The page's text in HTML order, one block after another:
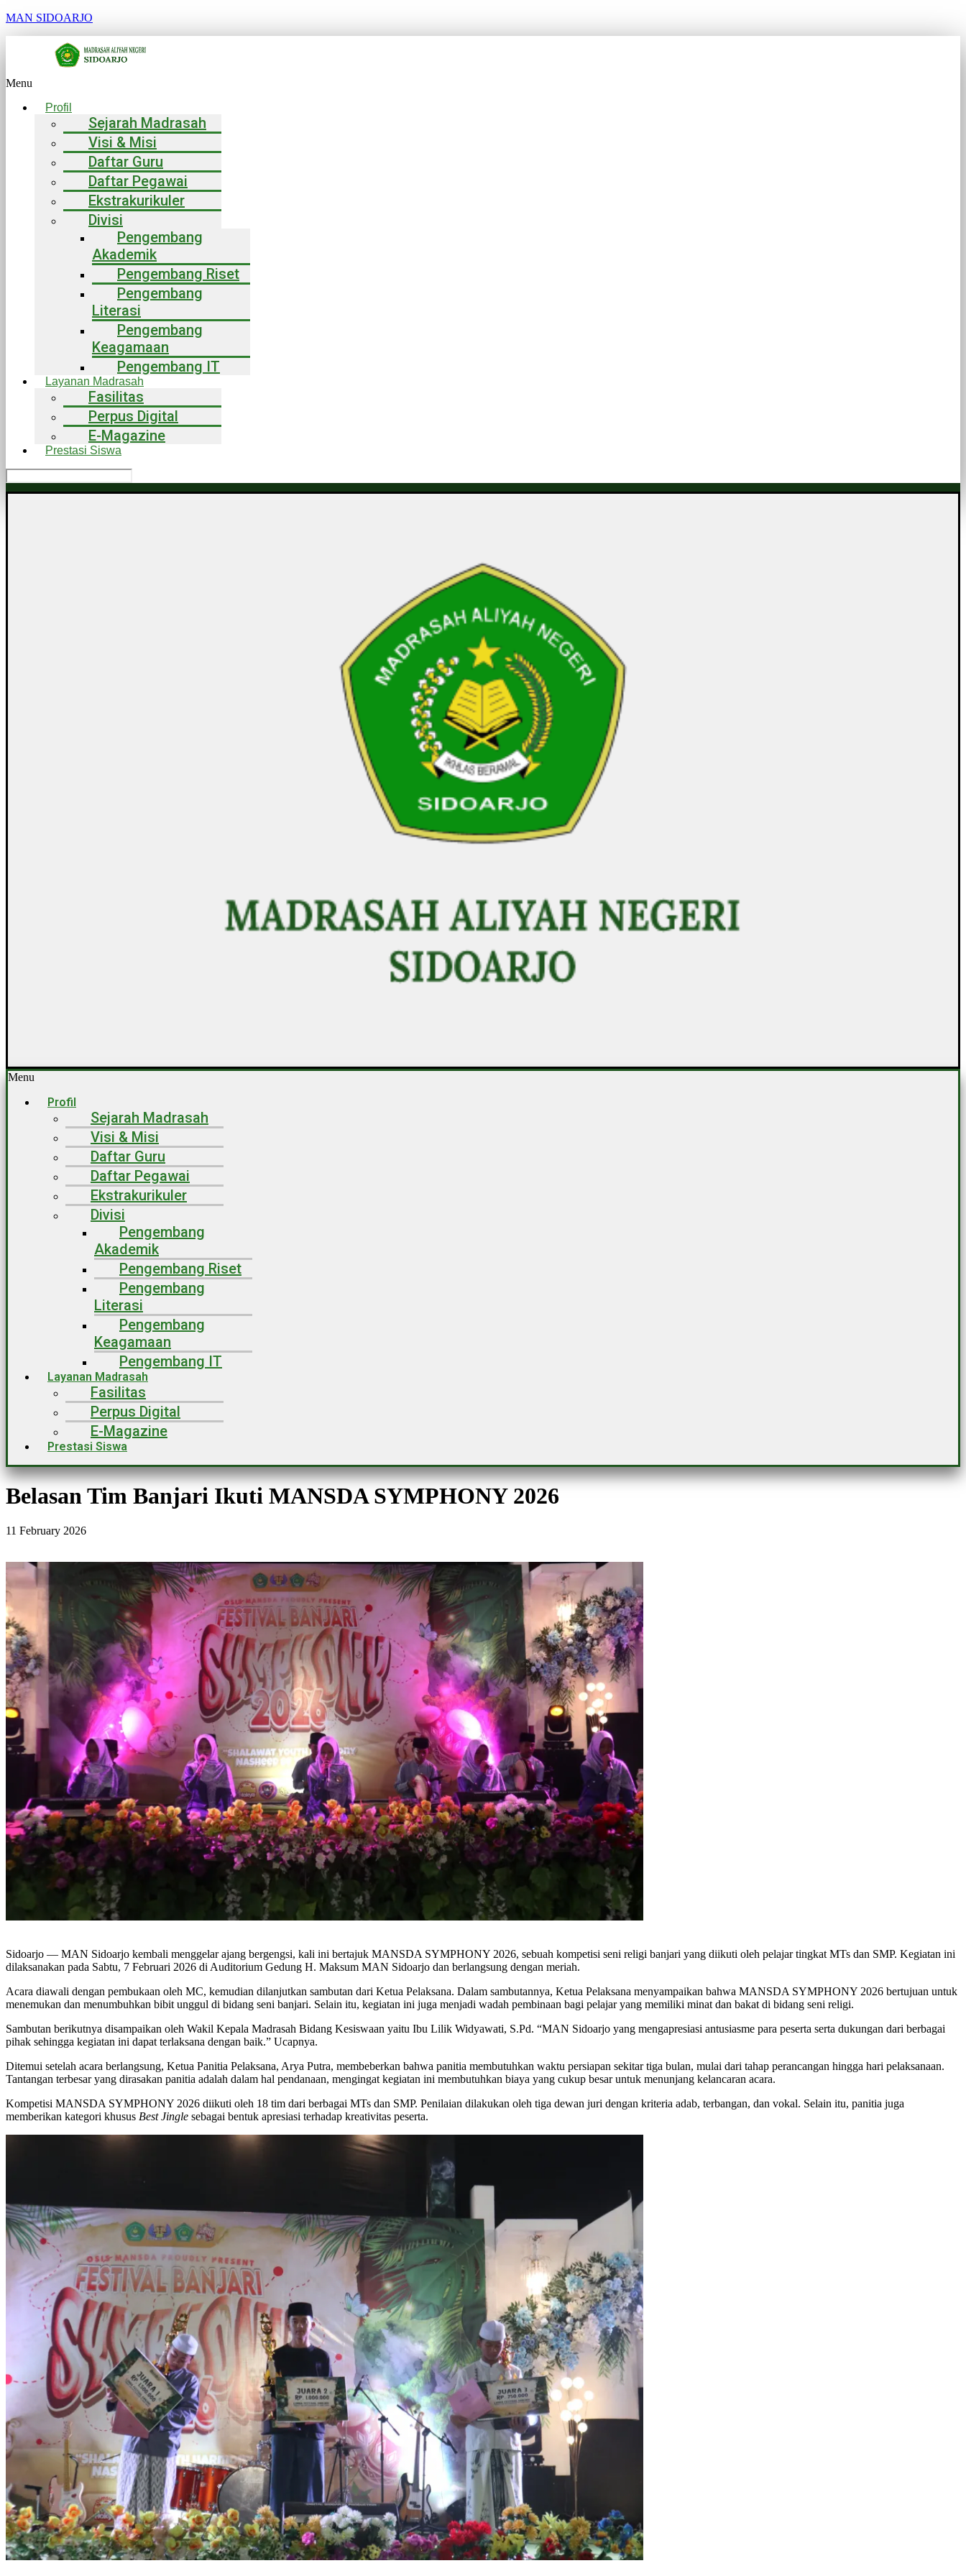
MAN SIDOARJO
Menu
Profil
Sejarah Madrasah
Visi & Misi
Daftar Guru
Daftar Pegawai
Ekstrakurikuler
Divisi
Pengembang
Akademik
Pengembang Riset
Pengembang
Literasi
Pengembang
Keagamaan
Pengembang IT
Layanan Madrasah
Fasilitas
Perpus Digital
E-Magazine
Prestasi Siswa
Menu
Profil
Sejarah Madrasah
Visi & Misi
Daftar Guru
Daftar Pegawai
Ekstrakurikuler
Divisi
Pengembang
Akademik
Pengembang Riset
Pengembang
Literasi
Pengembang
Keagamaan
Pengembang IT
Layanan Madrasah
Fasilitas
Perpus Digital
E-Magazine
Prestasi Siswa
Belasan Tim Banjari Ikuti MANSDA SYMPHONY 2026
11 February 2026
Sidoarjo — MAN Sidoarjo kembali menggelar ajang bergengsi, kali ini bertajuk MANSDA SYMPHONY 2026, sebuah kompetisi seni religi banjari yang diikuti oleh pelajar tingkat MTs dan SMP. Kegiatan ini
dilaksanakan pada Sabtu, 7 Februari 2026 di Auditorium Gedung H. Maksum MAN Sidoarjo dan berlangsung dengan meriah.
Acara diawali dengan pembukaan oleh MC, kemudian dilanjutkan sambutan dari Ketua Pelaksana. Dalam sambutannya, Ketua Pelaksana menyampaikan bahwa MANSDA SYMPHONY 2026 bertujuan untuk
menemukan dan menumbuhkan bibit unggul di bidang seni banjari. Selain itu, kegiatan ini juga menjadi wadah pembinaan bagi pelajar yang memiliki minat dan bakat di bidang seni religi.
Sambutan berikutnya disampaikan oleh Wakil Kepala Madrasah Bidang Kesiswaan yaitu Ibu Lilik Widyawati, S.Pd. “MAN Sidoarjo yang mengapresiasi antusiasme para peserta serta dukungan dari berbagai
pihak sehingga kegiatan ini dapat terlaksana dengan baik.” Ucapnya.
Ditemui setelah acara berlangsung, Ketua Panitia Pelaksana, Arya Putra, membeberkan bahwa panitia membutuhkan waktu persiapan sekitar tiga bulan, mulai dari tahap perancangan hingga hari pelaksanaan.
Tantangan terbesar yang dirasakan panitia adalah dalam hal pendanaan, mengingat kegiatan ini membutuhkan biaya yang cukup besar untuk menunjang kelancaran acara.
Kompetisi MANSDA SYMPHONY 2026 diikuti oleh 18 tim dari berbagai MTs dan SMP. Penilaian dilakukan oleh tiga dewan juri dengan kriteria adab, terbangan, dan vokal. Selain itu, panitia juga
memberikan kategori khusus Best Jingle sebagai bentuk apresiasi terhadap kreativitas peserta.